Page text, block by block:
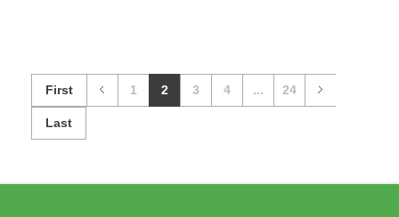
First 1 2 3 4 ... 24
Last